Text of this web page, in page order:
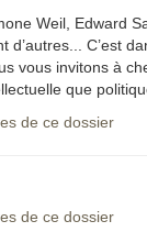
Weil, Edward
d’autres... C’est
vous invitons à
que
de ce dossier
de ce dossier